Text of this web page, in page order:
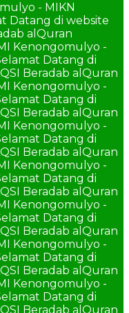
- MIKN
Datang di website
alQuran
Kenongomulyo -
Datang di
Beradab alQuran
Kenongomulyo -
Datang di
Beradab alQuran
Kenongomulyo -
Datang di
Beradab alQuran
Kenongomulyo -
Datang di
Beradab alQuran
Kenongomulyo -
Datang di
Beradab alQuran
Kenongomulyo -
Datang di
Beradab alQuran
Kenongomulyo -
Datang di
Beradab alQuran